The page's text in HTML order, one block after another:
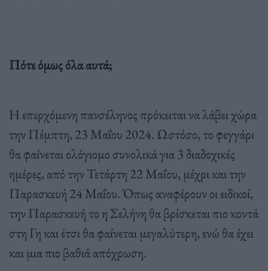
Πότε όμως όλα αυτά;
Η επερχόμενη πανσέληνος πρόκειται να λάβει χώρα
την Πέμπτη, 23 Μαΐου 2024. Ωστόσο, το φεγγάρι
θα φαίνεται ολόγιομο συνολικά για 3 διαδοχικές
ημέρες, από την Τετάρτη 22 Μαΐου, μέχρι και την
Παρασκευή 24 Μαΐου. Όπως αναφέρουν οι ειδικοί,
την Παρασκευή το η Σελήνη θα βρίσκεται πιο κοντά
στη Γη και έτσι θα φαίνεται μεγαλύτερη, ενώ θα έχει
και μια πιο βαθιά απόχρωση.